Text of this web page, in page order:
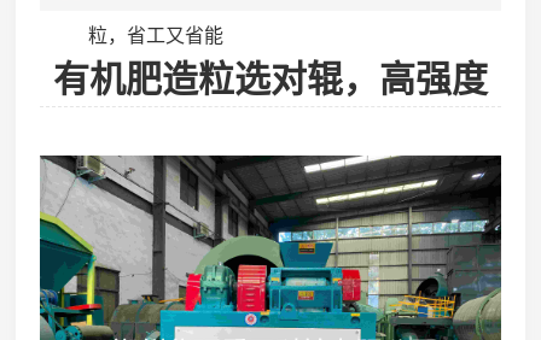
粒，省工又省能
有机肥造粒选对辊，高强度